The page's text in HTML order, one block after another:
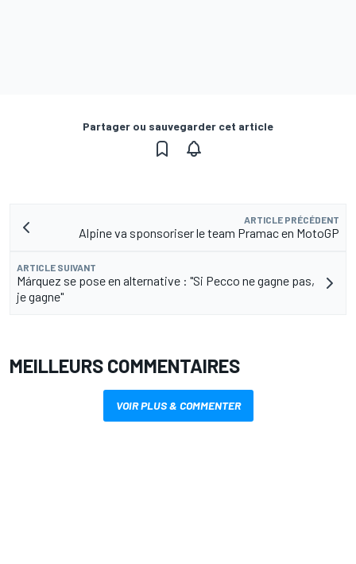
Partager ou sauvegarder cet article
ARTICLE PRÉCÉDENT
Alpine va sponsoriser le team Pramac en MotoGP
ARTICLE SUIVANT
Márquez se pose en alternative : "Si Pecco ne gagne pas,
je gagne"
MEILLEURS COMMENTAIRES
VOIR PLUS & COMMENTER